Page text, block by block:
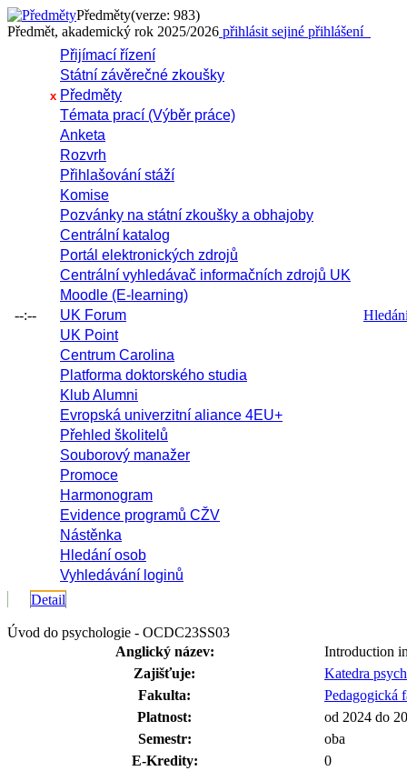
Předměty(verze: 983)
Předmět, akademický rok 2025/2026 přihlásit sejiné přihlášení
--:--
Přijímací řízení
Státní závěrečné zkoušky
x Předměty
Témata prací (Výběr práce)
Anketa
Rozvrh
Přihlašování stáží
Komise
Pozvánky na státní zkoušky a obhajoby
Centrální katalog
Portál elektronických zdrojů
Centrální vyhledávač informačních zdrojů UK
Moodle (E-learning)
UK Forum
UK Point
Centrum Carolina
Platforma doktorského studia
Klub Alumni
Evropská univerzitní aliance 4EU+
Přehled školitelů
Souborový manažer
Promoce
Harmonogram
Evidence programů CŽV
Nástěnka
Hledání osob
Vyhledávání loginů
Detail
Úvod do psychologie - OCDC23SS03
Anglický název:
Introduction
Zajišťuje:
Katedra
Fakulta:
Pedagogická
Platnost:
od 2024 do
Semestr:
oba
E-Kredity:
0